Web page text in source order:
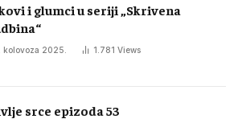
i glumci u seriji „Skrivena
kolovoza 2025. 1.781 Views
srce epizoda 53